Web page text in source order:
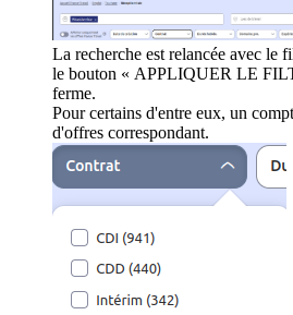
La recherche est relancée avec le
le bouton « APPLIQUER LE
ferme.
Pour certains d'entre eux, un
d'offres correspondant.